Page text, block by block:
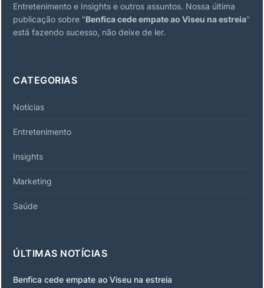
Entretenimento e Insights e outros assuntos. Nossa última
publicação sobre "Benfica cede empate ao Viseu na estreia"
está fazendo sucesso, não deixe de ler.
CATEGORIAS
Notícias
Entretenimento
Insights
Marketing
Saúde
ÚLTIMAS NOTÍCIAS
Benfica cede empate ao Viseu na estreia